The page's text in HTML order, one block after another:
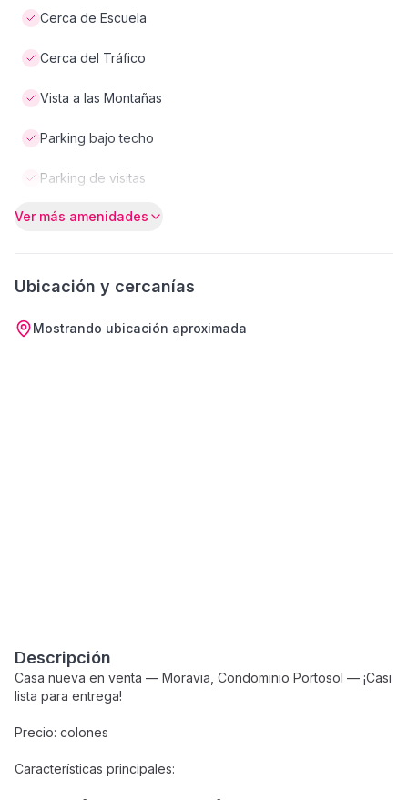
Cerca de Escuela
Cerca del Tráfico
Vista a las Montañas
Parking bajo techo
Parking de visitas
Ver más amenidades
Ubicación y cercanías
Mostrando ubicación aproximada
Descripción
Casa nueva en venta — Moravia, Condominio Portosol — ¡Casi
lista para entrega!
Precio: colones
Características principales: